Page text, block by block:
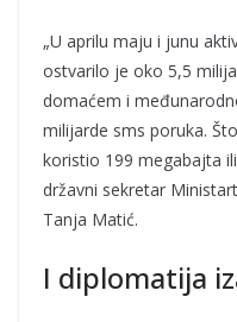
„U aprilu maju i junu
ostvarilo je oko 5,5
domaćem i
milijarde sms poruka.
koristio 199 megabajta
državni sekretar
Tanja Matić.
I diplomatija